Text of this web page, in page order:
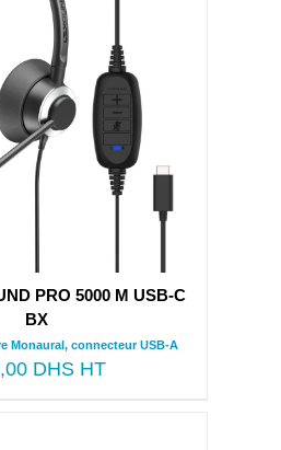
PRO 5000 M USB-C
BX
Monaural, connecteur USB-A
DHS HT